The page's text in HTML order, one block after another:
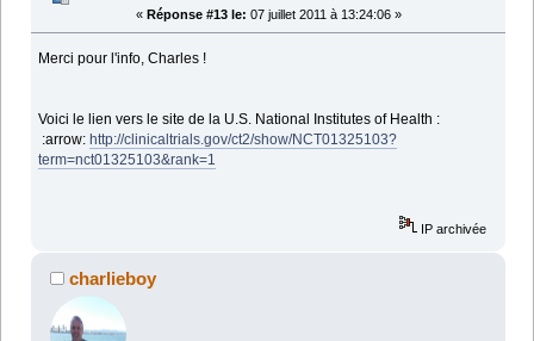
« Réponse #13 le: 07 juillet 2011 à 13:24:06 »
Merci pour l'info, Charles !
Voici le lien vers le site de la U.S. National Institutes of Health :
:arrow:http://clinicaltrials.gov/ct2/show/NCT01325103?
term=nct01325103&rank=1
IP archivée
charlieboy